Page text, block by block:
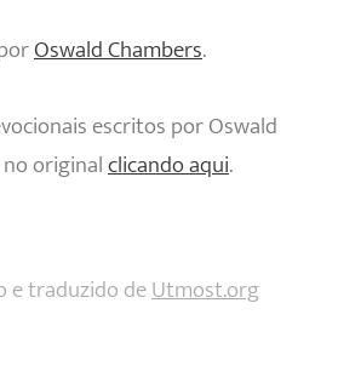
Oswald Chambers.
escritos por Oswald
originalclicando aqui.
e traduzido deUtmost.org